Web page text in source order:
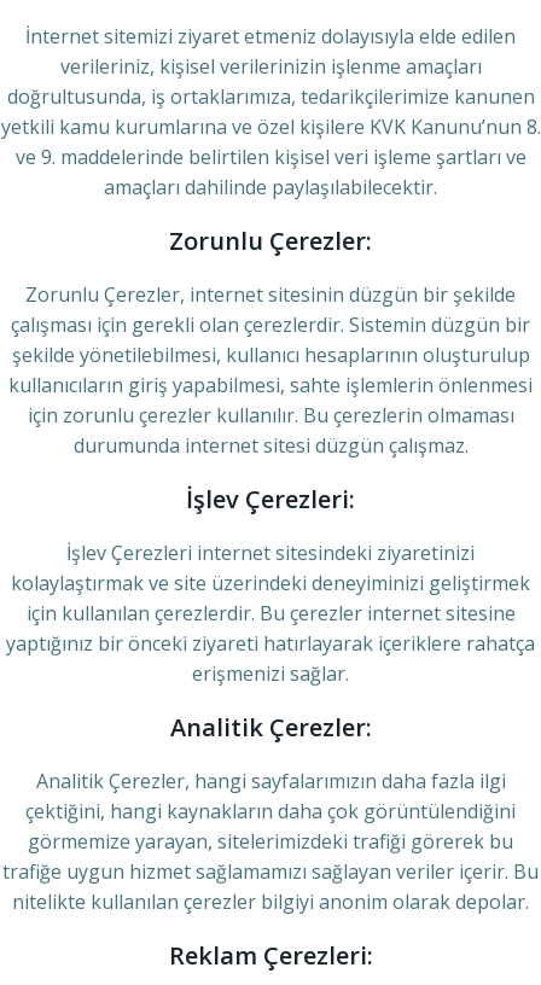
İnternet sitemizi ziyaret etmeniz dolayısıyla elde edilen
verileriniz, kişisel verilerinizin işlenme amaçları
doğrultusunda, iş ortaklarımıza, tedarikçilerimize kanunen
yetkili kamu kurumlarına ve özel kişilere KVK Kanunu’nun 8.
ve 9. maddelerinde belirtilen kişisel veri işleme şartları ve
amaçları dahilinde paylaşılabilecektir.
Zorunlu Çerezler:
Zorunlu Çerezler, internet sitesinin düzgün bir şekilde
çalışması için gerekli olan çerezlerdir. Sistemin düzgün bir
şekilde yönetilebilmesi, kullanıcı hesaplarının oluşturulup
kullanıcıların giriş yapabilmesi, sahte işlemlerin önlenmesi
için zorunlu çerezler kullanılır. Bu çerezlerin olmaması
durumunda internet sitesi düzgün çalışmaz.
İşlev Çerezleri:
İşlev Çerezleri internet sitesindeki ziyaretinizi
kolaylaştırmak ve site üzerindeki deneyiminizi geliştirmek
için kullanılan çerezlerdir. Bu çerezler internet sitesine
yaptığınız bir önceki ziyareti hatırlayarak içeriklere rahatça
erişmenizi sağlar.
Analitik Çerezler:
Analitik Çerezler, hangi sayfalarımızın daha fazla ilgi
çektiğini, hangi kaynakların daha çok görüntülendiğini
görmemize yarayan, sitelerimizdeki trafiği görerek bu
trafiğe uygun hizmet sağlamamızı sağlayan veriler içerir. Bu
nitelikte kullanılan çerezler bilgiyi anonim olarak depolar.
Reklam Çerezleri: